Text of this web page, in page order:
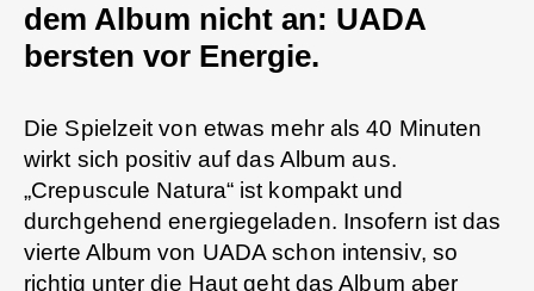
dem Album nicht an: UADA
bersten vor Energie.
Die Spielzeit von etwas mehr als 40 Minuten
wirkt sich positiv auf das Album aus.
„Crepuscule Natura“ ist kompakt und
durchgehend energiegeladen. Insofern ist das
vierte Album von UADA schon intensiv, so
richtig unter die Haut geht das Album aber